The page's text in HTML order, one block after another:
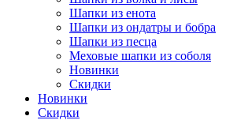
Шапки из енота
Шапки из ондатры и бобра
Шапки из песца
Меховые шапки из соболя
Новинки
Скидки
Новинки
Скидки